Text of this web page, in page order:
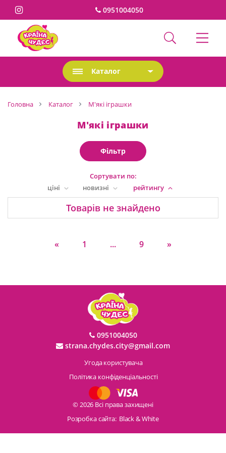
0951004050
Каталог
Головна Каталог М'які іграшки
М'які іграшки
Фільтр
Сортувати по:
ціні
новизні рейтингу
Товарів не знайдено
« 1 ... 9 »
0951004050
strana.chydes.city@gmail.com
Угода користувача
Політика конфіденціальності
© 2026 Всі права захищені
Розробка сайта: Black & White